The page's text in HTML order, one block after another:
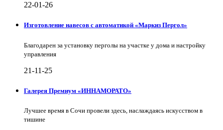
22-01-26
Изготовление навесов с автоматикой «Маркиз Пергол»
Благодарен за установку перголы на участке у дома и настройку
управления
21-11-25
Галерея Премиум «ИННАМОРАТО»
Лучшее время в Сочи провели здесь, наслаждаясь искусством в
тишине